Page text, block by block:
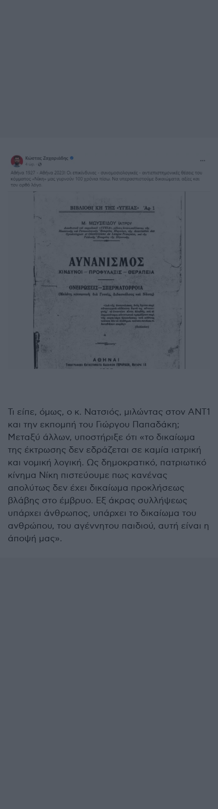
Τι είπε, όμως, ο κ. Νατσιός, μιλώντας στον ΑΝΤ1
και την εκπομπή του Γιώργου Παπαδάκη;
Μεταξύ άλλων, υποστήριξε ότι «το δικαίωμα
της έκτρωσης δεν εδράζεται σε καμία ιατρική
και νομική λογική. Ως δημοκρατικό, πατριωτικό
κίνημα Νίκη πιστεύουμε πως κανένας
απολύτως δεν έχει δικαίωμα προκλήσεως
βλάβης στο έμβρυο. Εξ άκρας συλλήψεως
υπάρχει άνθρωπος, υπάρχει το δικαίωμα του
ανθρώπου, του αγέννητου παιδιού, αυτή είναι η
άποψή μας».